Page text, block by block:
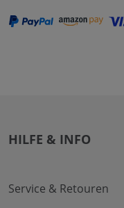
HILFE & INFO
Service & Retouren